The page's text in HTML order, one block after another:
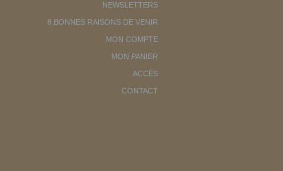
NEWSLETTERS
8 BONNES RAISONS DE VENIR
MON COMPTE
MON PANIER
ACCÈS
CONTACT